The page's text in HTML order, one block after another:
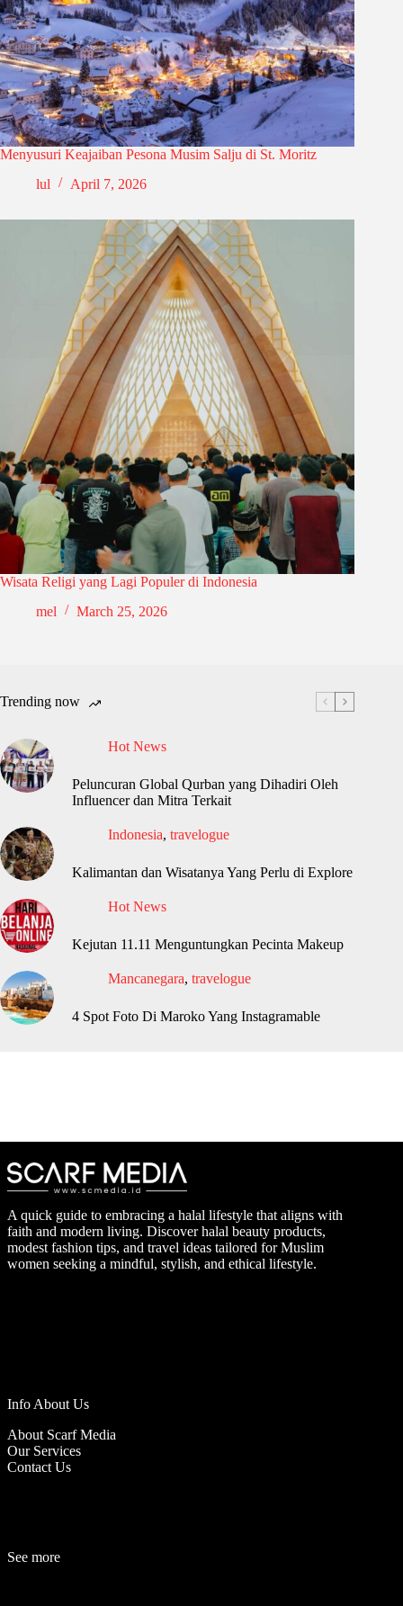
Menyusuri Keajaiban Pesona Musim Salju di St. Moritz
lul
April 7, 2026
Wisata Religi yang Lagi Populer di Indonesia
mel
March 25, 2026
Trending now
Hot News
Peluncuran Global Qurban yang Dihadiri Oleh
Influencer dan Mitra Terkait
Indonesia, travelogue
Kalimantan dan Wisatanya Yang Perlu di Explore
Hot News
Kejutan 11.11 Menguntungkan Pecinta Makeup
Mancanegara, travelogue
4 Spot Foto Di Maroko Yang Instagramable
A quick guide to embracing a halal lifestyle that aligns with
faith and modern living. Discover halal beauty products,
modest fashion tips, and travel ideas tailored for Muslim
women seeking a mindful, stylish, and ethical lifestyle.
Info About Us
About Scarf Media
Our Services
Contact Us
See more